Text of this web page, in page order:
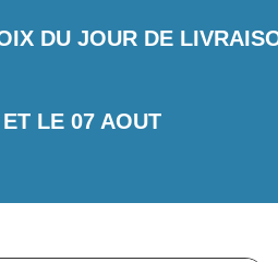
DU JOUR DE
LE 07 AOUT